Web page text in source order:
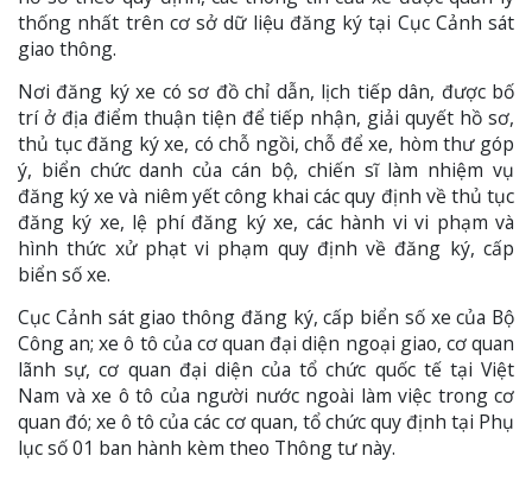
thống nhất trên cơ sở dữ liệu đăng ký tại Cục Cảnh sát
giao thông.
Nơi đăng ký xe có sơ đồ chỉ dẫn, lịch tiếp dân, được bố
trí ở địa điểm thuận tiện để tiếp nhận, giải quyết hồ sơ,
thủ tục đăng ký xe, có chỗ ngồi, chỗ để xe, hòm thư góp
ý, biển chức danh của cán bộ, chiến sĩ làm nhiệm vụ
đăng ký xe và niêm yết công khai các quy định về thủ tục
đăng ký xe, lệ phí đăng ký xe, các hành vi vi phạm và
hình thức xử phạt vi phạm quy định về đăng ký, cấp
biển số xe.
Cục Cảnh sát giao thông đăng ký, cấp biển số xe của Bộ
Công an; xe ô tô của cơ quan đại diện ngoại giao, cơ quan
lãnh sự, cơ quan đại diện của tổ chức quốc tế tại Việt
Nam và xe ô tô của người nước ngoài làm việc trong cơ
quan đó; xe ô tô của các cơ quan, tổ chức quy định tại Phụ
lục số 01 ban hành kèm theo Thông tư này.